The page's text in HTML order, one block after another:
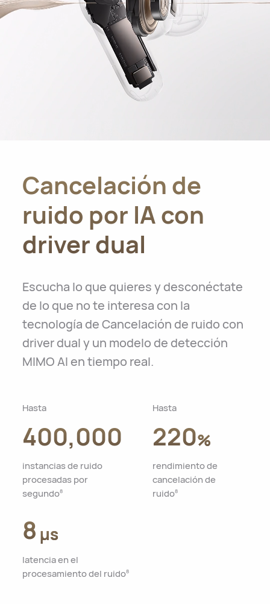
Cancelación de
ruido por IA con
driver dual
Escucha lo que quieres y desconéctate
de lo que no te interesa con la
tecnología de Cancelación de ruido con
driver dual y un modelo de detección
MIMO AI en tiempo real.
Hasta
400,000
instancias de ruido
procesadas por
segundo8
Hasta
220%
rendimiento de
cancelación de
ruido8
8 μs
latencia en el
procesamiento del ruido8